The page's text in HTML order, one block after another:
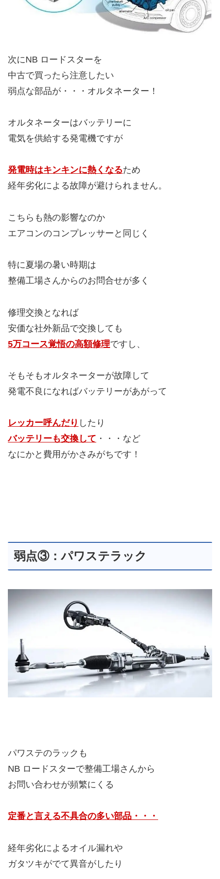
次にNB ロードスターを
中古で買ったら注意したい
弱点な部品が・・・オルタネーター！
オルタネーターはバッテリーに
電気を供給する発電機ですが
発電時はキンキンに熱くなるため
経年劣化による故障が避けられません。
こちらも熱の影響なのか
エアコンのコンプレッサーと同じく
特に夏場の暑い時期は
整備工場さんからのお問合せが多く
修理交換となれば
安価な社外新品で交換しても
5万コース覚悟の高額修理ですし、
そもそもオルタネーターが故障して
発電不良になればバッテリーがあがって
レッカー呼んだり したり
バッテリーも交換して ・・・など
なにかと費用がかさみがちです！
弱点③：パワステラック
パワステのラックも
NB ロードスターで整備工場さんから
お問い合わせが頻繁にくる
定番と言える不具合の多い部品・・・
経年劣化によるオイル漏れや
ガタツキがでて異音がしたり